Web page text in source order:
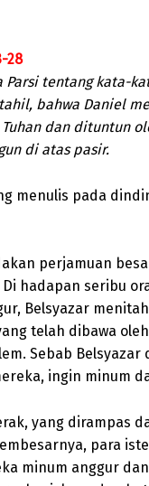
28
tentang kata-
bahwa Daniel
dan dituntun
di atas pasir.
menulis pada
perjamuan
hadapan seribu
Belsyazar
telah dibawa
Sebab Belsyazar
ingin minum
yang dirampas
para
minum anggur